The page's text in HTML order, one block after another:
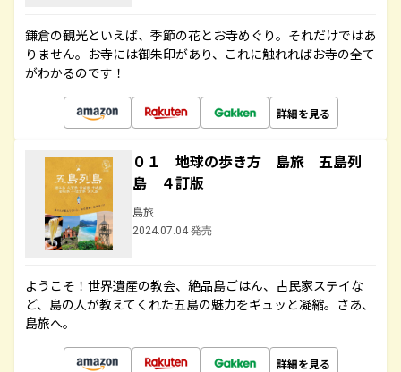
鎌倉の観光といえば、季節の花とお寺めぐり。それだけではあ
りません。お寺には御朱印があり、これに触れればお寺の全て
がわかるのです！
詳細を見る
０１ 地球の歩き方 島旅 五島列
島 ４訂版
島旅
2024.07.04 発売
ようこそ！世界遺産の教会、絶品島ごはん、古民家ステイな
ど、島の人が教えてくれた五島の魅力をギュッと凝縮。さあ、
島旅へ。
詳細を見る